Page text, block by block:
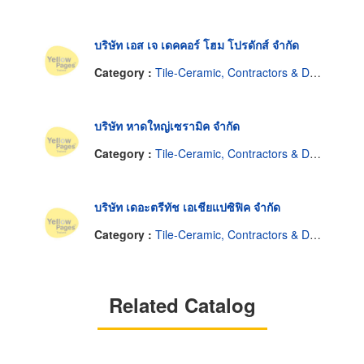
บริษัท เอส เจ เดคคอร์ โฮม โปรดักส์ จำกัด
Category : Tile-Ceramic, Contractors & Dealers
บริษัท หาดใหญ่เซรามิค จำกัด
Category : Tile-Ceramic, Contractors & Dealers
บริษัท เดอะตรีทัช เอเชียแปซิฟิค จำกัด
Category : Tile-Ceramic, Contractors & Dealers
Related Catalog